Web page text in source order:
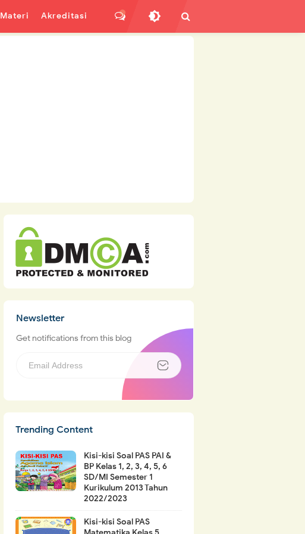
Materi Akreditasi
Newsletter
Get notifications from this blog
Trending Content
Kisi-kisi Soal PAS PAI &
BP Kelas 1, 2, 3, 4, 5, 6
SD/MI Semester 1
Kurikulum 2013 Tahun
2022/2023
Kisi-kisi Soal PAS